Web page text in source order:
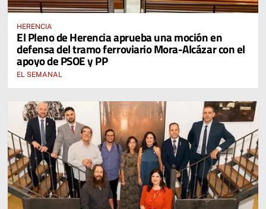
HERENCIA
El Pleno de Herencia aprueba una moción en
defensa del tramo ferroviario Mora-Alcázar con el
apoyo de PSOE y PP
EL SEMANAL